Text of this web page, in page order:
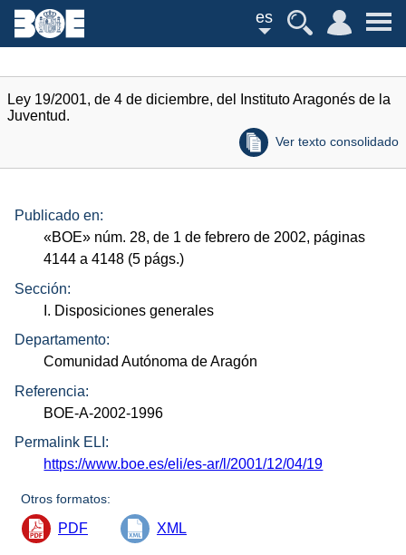
es
Ley 19/2001, de 4 de diciembre, del Instituto Aragonés de la
Juventud.
Ver texto consolidado
Publicado en:
«BOE» núm. 28, de 1 de febrero de 2002, páginas
4144 a 4148 (5 págs.)
Sección:
I. Disposiciones generales
Departamento:
Comunidad Autónoma de Aragón
Referencia:
BOE-A-2002-1996
Permalink ELI:
https://www.boe.es/eli/es-ar/l/2001/12/04/19
Otros formatos:
PDF XML